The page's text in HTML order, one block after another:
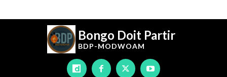
Bongo Doit Partir
BDP-MODWOAM